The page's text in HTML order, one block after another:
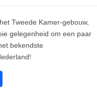
Tweede Kamer-gebouw,
gelegenheid om een paar
bekendste